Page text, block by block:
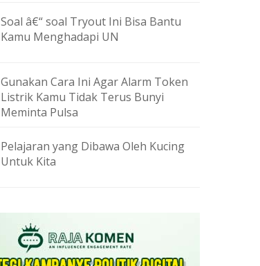
Soal â€“ soal Tryout Ini Bisa Bantu
Kamu Menghadapi UN
Gunakan Cara Ini Agar Alarm Token
Listrik Kamu Tidak Terus Bunyi
Meminta Pulsa
Pelajaran yang Dibawa Oleh Kucing
Untuk Kita